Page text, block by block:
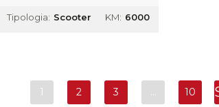
Tipologia: Scooter KM: 6000
1 2 3 … 10